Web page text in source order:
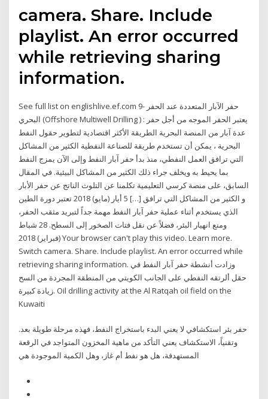
camera. Share. Include
playlist. An error occurred
while retrieving sharing
information.
See full list on englishlive.ef.com 9- حفر الآبار المتعددة عند الحفر
البحري (Offshore Multiwell Drilling ) : يعتبر الحفر الموجه من أجل حفر
عدة آبار من المنصة البحرية الطريقة الأكثر اقتصادية لتطوير حقول النفط
البحرية ، يمكن أن تستخدم طريقة للصناعة النفطية الكثير من المشاكل
التي ترافق العمل النفطي، منذ بدأ حفر آبار النفط وإلى الآن يمزج النفط
بما يحيط به ويخلف جراء ذلك الكثير من المشاكل البيئية. في المقال
السابق، على منصة كرسي التعليمية تكلمنا عن التلوث الناتج عن حفر الأبار
و الكثير من المشاكل التي ترافق […] 5 أيار (مايو) 2018 تعتبر دورة الطين
الذي يستخدم أثناء عملية حفر آبار النفط مهمة جداً لتبريد مثقب الحفر،
ومنع انهيار البئر، فضلاً عن نقل فتات الصخور إلى السطح. 28 شباط
(فبراير) 2018 Your browser can't play this video. Learn more.
Switch camera. Share. Include playlist. An error occurred while
retrieving sharing information. وزادت أنشطة حفر آبار النفط في
حقل ألرتقه النفطي على الجانب الكويتي من المنطقة المجردة من السح
زيادة كبيرة. Oil drilling activity at the Al Ratqah oil field on the
Kuwaiti
حفر بئر استكشافي لا يعني البدء باستخراج النفط، فهذه مرحلة طويلة بعد.
وتقنياً، الاستكشاف يعني التأكد من ماهية المخزون المتواجد في الرقعة
المستهدفة، هل هو نفط أم غاز، وهل الكمية الموجودة هي